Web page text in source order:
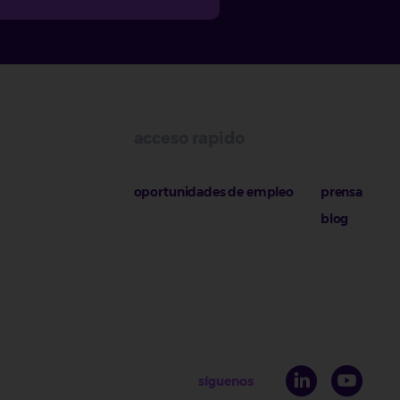
oportunidades de empleo
prensa
blog
síguenos